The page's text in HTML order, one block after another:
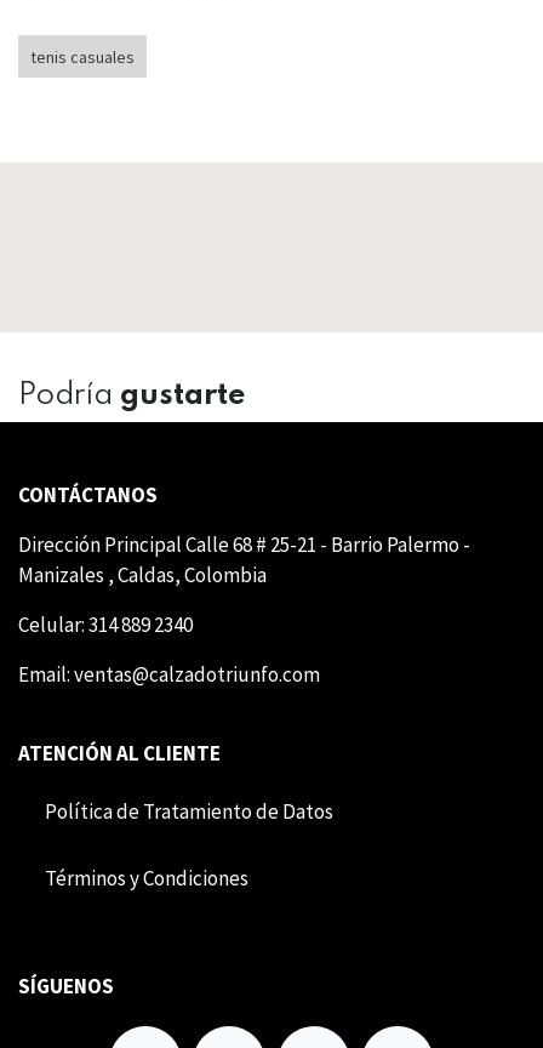
tenis casuales
Podría gustarte
CONTÁCTANOS
Dirección Principal Calle 68 # 25-21 - Barrio Palermo -
Manizales , Caldas, Colombia
Celular: 314 889 2340
Email:ventas@calzadotriunfo.com
ATENCIÓN AL CLIENTE
Política de Tratamiento de Datos
Término​​s y Condiciones
SÍGUENOS